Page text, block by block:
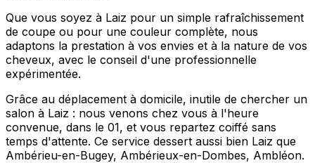
Que vous soyez à Laiz pour un simple rafraîchissement
de coupe ou pour une couleur complète, nous
adaptons la prestation à vos envies et à la nature de vos
cheveux, avec le conseil d'une professionnelle
expérimentée.
Grâce au déplacement à domicile, inutile de chercher un
salon à Laiz : nous venons chez vous à l'heure
convenue, dans le 01, et vous repartez coiffé sans
temps d'attente. Ce service dessert aussi bien Laiz que
Ambérieu-en-Bugey, Ambérieux-en-Dombes, Ambléon.